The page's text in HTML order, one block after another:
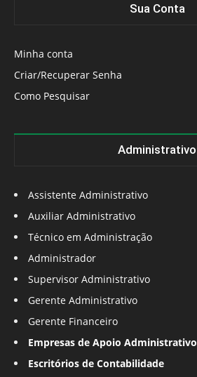
Sua Conta
Minha conta
Criar/Recuperar Senha
Como Pesquisar
Administrativo
Assistente Administrativo
Auxiliar Administrativo
Técnico em Administração
Administrador
Supervisor Administrativo
Gerente Administrativo
Gerente Financeiro
Empresas de Apoio Administrativo
Escritórios de Contabilidade